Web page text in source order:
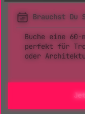
Brauchst Du
Buche eine 60-
perfekt für
oder